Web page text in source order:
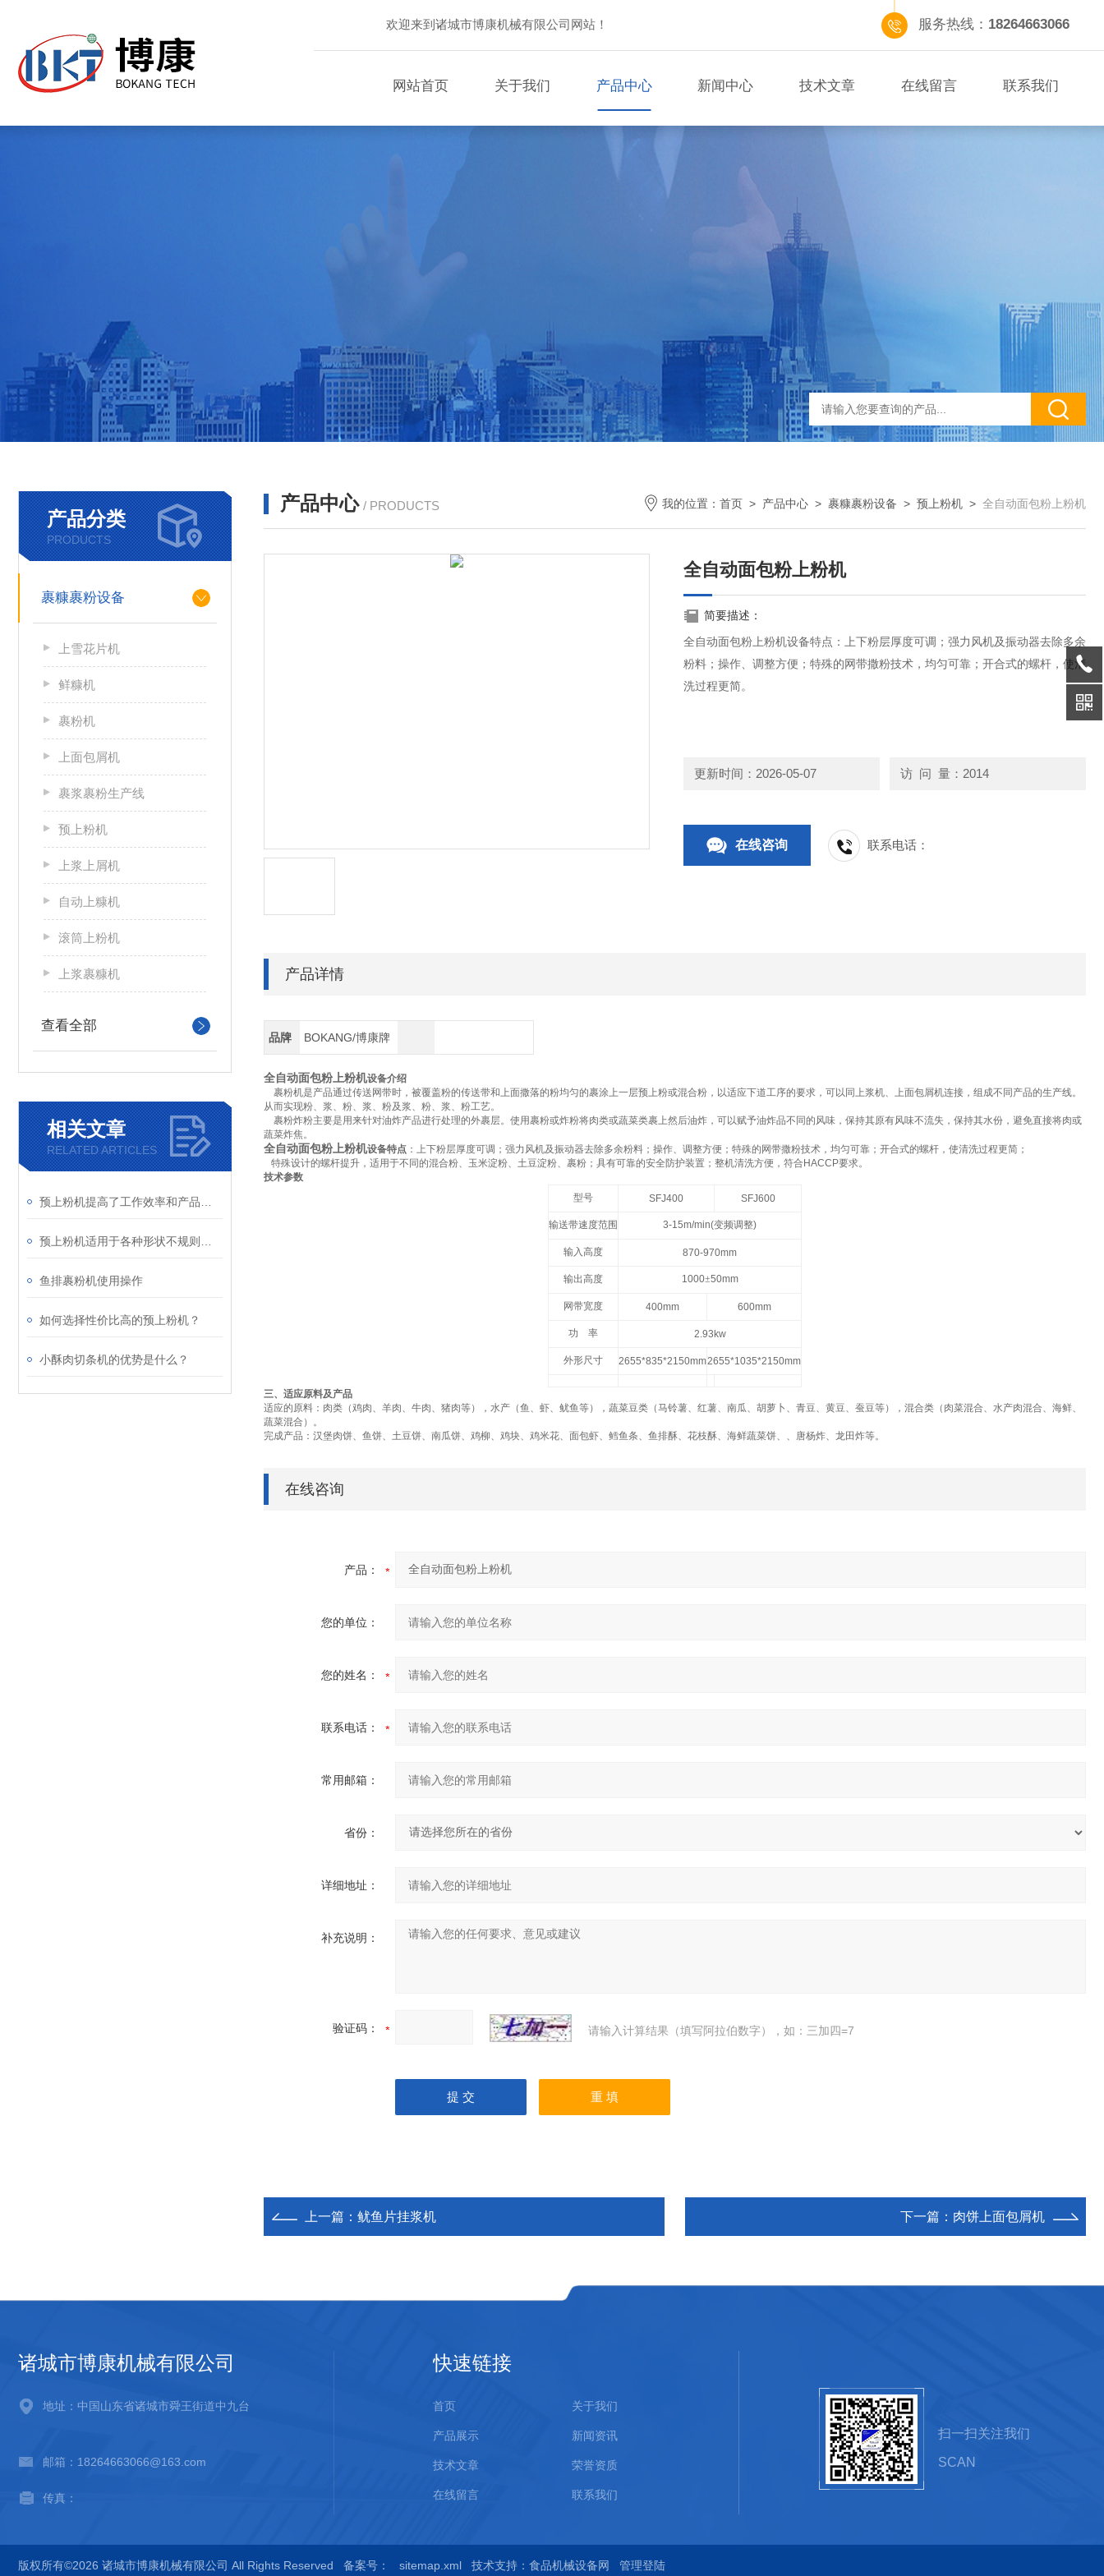
欢迎来到诸城市博康机械有限公司网站！ 服务热线： 18264663066
网站首页 关于我们 产品中心 新闻中心 技术文章 在线留言 联系我们
产品分类
PRODUCTS
裹糠裹粉设备
上雪花片机
鲜糠机
裹粉机
上面包屑机
裹浆裹粉生产线
预上粉机
上浆上屑机
自动上糠机
滚筒上粉机
上浆裹糠机
查看全部
相关文章
RELATED ARTICLES
鱼排裹粉机使用操作
如何选择性价比高的预上粉机？
小酥肉切条机的优势是什么？
产品中心 / PRODUCTS 我的位置： 首页 > 产品中心 > 裹糠裹粉设备 > 预上粉机 > 全自动面包粉上粉机
全自动面包粉上粉机
简要描述：
全自动面包粉上粉机设备特点：上下粉层厚度可调；强力风机及振动器去除多余
粉料；操作、调整方便；特殊的网带撒粉技术，均匀可靠；开合式的螺杆，使清
洗过程更简。
更新时间：2026-05-07 访 问 量：2014
在线咨询 联系电话：
产品详情
品牌 BOKANG/博康牌
全自动面包粉上粉机设备介绍
裹粉机是产品通过传送网带时，被覆盖粉的传送带和上面撒落的粉均匀的裹涂上一层预上粉或混合粉，以适应下道工序的要求，可以同上浆机、上面包屑机连接，组成不同产品的生产线。
从而实现粉、浆、粉、浆、粉及浆、粉、浆、粉工艺。
裹粉炸粉主要是用来针对油炸产品进行处理的外裹层。使用裹粉或炸粉将肉类或蔬菜类裹上然后油炸，可以赋予油炸品不同的风味，保持其原有风味不流失，保持其水份，避免直接将肉或
蔬菜炸焦。
全自动面包粉上粉机设备特点 ：上下粉层厚度可调；强力风机及振动器去除多余粉料；操作、调整方便；特殊的网带撒粉技术，均匀可靠；开合式的螺杆，使清洗过程更简；
特殊设计的螺杆提升，适用于不同的混合粉、玉米淀粉、土豆淀粉、裹粉；具有可靠的安全防护装置；整机清洗方便，符合 HACCP要求。
技术参数
型号
SFJ400 SFJ600
输送带速度范围 3-15m/min(变频调整)
输入高度 870-970mm
输出高度 1000±50mm
网带宽度 400mm 600mm
功 率 2.93kw
外形尺寸 2655*835*2150mm2655*1035*2150mm
三、适应原料及产品
适应的原料：肉类（鸡肉、羊肉、牛肉、猪肉等），水产（鱼、虾、鱿鱼等），蔬菜豆类（马铃薯、红薯、南瓜、胡萝卜、青豆、黄豆、蚕豆等），混合类（肉菜混合、水产肉混合、海鲜、
蔬菜混合）。
完成产品：汉堡肉饼、鱼饼、土豆饼、南瓜饼、鸡柳、鸡块、鸡米花、面包虾、鳕鱼条、鱼排酥、花枝酥、海鲜蔬菜饼、、唐杨炸、龙田炸等。
在线咨询
产品：
您的单位：
您的姓名：
联系电话：
常用邮箱：
省份：
详细地址：
补充说明：
验证码： 请输入计算结果（填写阿拉伯数字），如：三加四=7
上一篇： 鱿鱼片挂浆机 下一篇： 肉饼上面包屑机
诸城市博康机械有限公司
地址：中国山东省诸城市舜王街道中九台
邮箱：18264663066@163.com
传真：
快速链接
首页 关于我们
产品展示 新闻资讯
技术文章 荣誉资质
在线留言 联系我们
扫一扫关注我们
SCAN
版权所有©2026 诸城市博康机械有限公司 All Rights Reserved 备案号： sitemap.xml 技术支持： 食品机械设备网 管理登陆